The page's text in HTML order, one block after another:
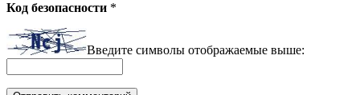
Код безопасности *
Введите символы отображаемые выше: